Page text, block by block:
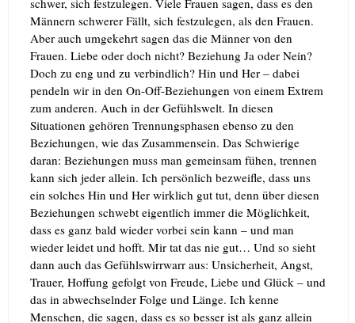
Männern schwerer Fällt, sich festzulegen, als den Frauen.
Aber auch umgekehrt sagen das die Männer von den
Frauen. Liebe oder doch nicht? Beziehung Ja oder Nein?
Doch zu eng und zu verbindlich? Hin und Her – dabei
pendeln wir in den On-Off-Beziehungen von einem Extrem
zum anderen. Auch in der Gefühlswelt. In diesen
Situationen gehören Trennungsphasen ebenso zu den
Beziehungen, wie das Zusammensein. Das Schwierige
daran: Beziehungen muss man gemeinsam fühen, trennen
kann sich jeder allein. Ich persönlich bezweifle, dass uns
ein solches Hin und Her wirklich gut tut, denn über diesen
Beziehungen schwebt eigentlich immer die Möglichkeit,
dass es ganz bald wieder vorbei sein kann – und man
wieder leidet und hofft. Mir tat das nie gut… Und so sieht
dann auch das Gefühlswirrwarr aus: Unsicherheit, Angst,
Trauer, Hoffung gefolgt von Freude, Liebe und Glück – und
das in abwechselnder Folge und Länge. Ich kenne
Menschen, die sagen, dass es so besser ist als ganz allein